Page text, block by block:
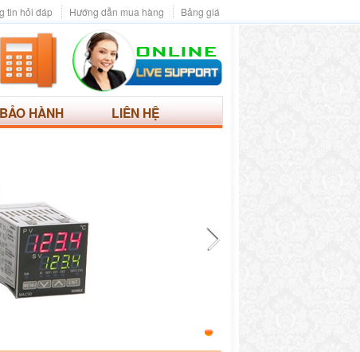
Bảng giá
Hướng dẫn mua hàng
tin hỏi đáp
BẢO HÀNH LIÊN HỆ